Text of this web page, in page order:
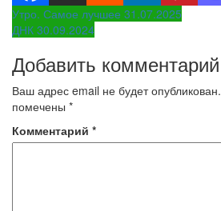
Навигация
по
записям
Утро. Самое лучшее 31.07.2025
ДНК 30.09.2024
Добавить комментарий
Ваш адрес email не будет опубликован.
помечены *
Комментарий *